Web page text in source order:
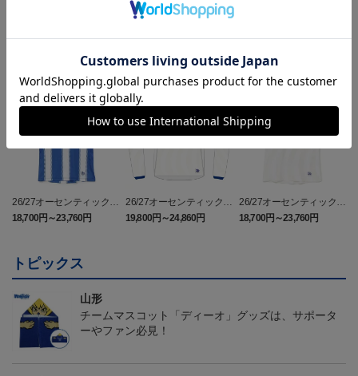
26/27オーセンティックユ
ニフォーム半袖（FP1st）
18,700円～23,760円
26/27オーセンティックユ
ニフォーム長袖（FP2n
d）
19,800円～24,860円
26/27オーセンティックユ
ニフォーム半袖（FP2n
d）
18,700円～23,760円
トピックス
山形
チームマスコット「ディーオ」グッズは、サポータ
ーやファン必見！